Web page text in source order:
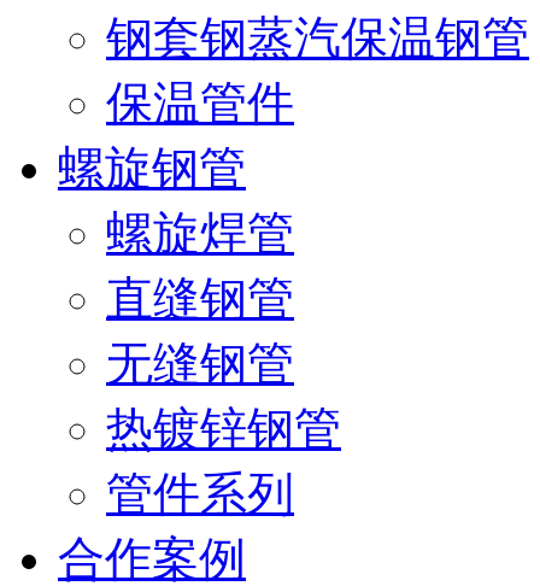
钢套钢蒸汽保温钢管
保温管件
螺旋钢管
螺旋焊管
直缝钢管
无缝钢管
热镀锌钢管
管件系列
合作案例